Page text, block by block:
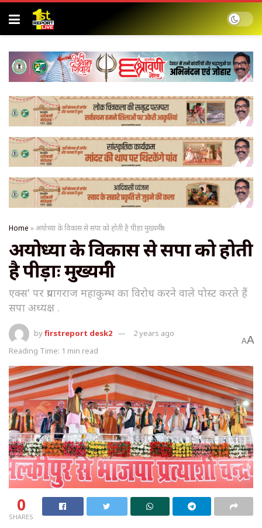
Home »अयोध्या के विकास से सपा को होती है पीड़ाः मुख्यमंत्री
अयोध्या के विकास से सपा को होती
है पीड़ाः मुख्यमंत्री
एक्स' पर प्रयागराज महाकुम्भ का विरोध करने वाले पोस्ट करते हैं
सपा अध्यक्ष .
byfirstreport desk2
2 years ago
Reading Time: 1 min read
AA
0
SHARES